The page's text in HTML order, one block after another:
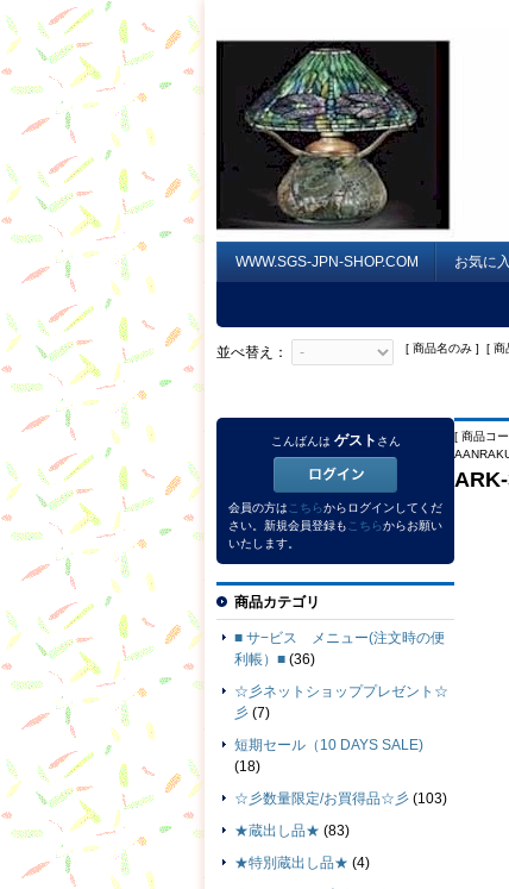
WWW.SGS-JPN-SHOP.COM お気に
並べ替え： [ 商品名のみ ] [ 商
[ 商品コ
こんばんは ゲスト さん
会員の方はこちらからログインしてくだ
さい。新規会員登録もこちらからお願い
いたします。
商品カテゴリ
■ サ−ビス メニュー(注文時の便
利帳）■ (36)
☆彡ネットショッププレゼント☆
彡 (7)
短期セール（10 DAYS SALE)
(18)
☆彡数量限定/お買得品☆彡 (103)
★蔵出し品★ (83)
★特別蔵出し品★ (4)